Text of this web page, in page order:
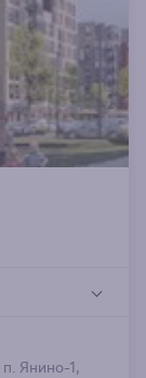
Янино-1,